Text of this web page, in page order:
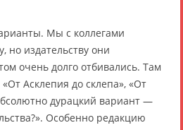
Мы с коллегами
но издательству они
очень долго отбивались. Там
Асклепия до склепа», «От
дурацкий вариант —
Особенно редакцию